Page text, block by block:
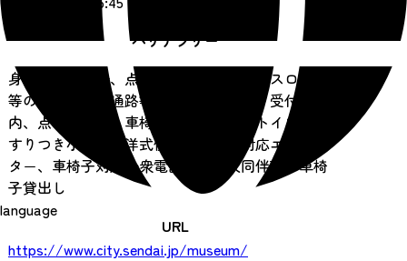
language
バリアフリー
身障者用駐車場、点字ブロック、入口にスロープ
等の設置あり、通路等に自動ドアあり、受付案
内、点字案内板、車椅子（身障者）用トイレ、手
すりつき小便器、洋式便器、身障者対応エレベー
タ－、車椅子対応公衆電話、盲導犬同伴可、車椅
子貸出し
URL
https://www.city.sendai.jp/museum/